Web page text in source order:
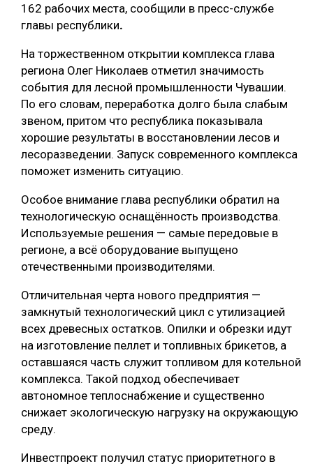
ДЕРЕВЯННОЕ ДОМОСТРОЕНИЕ
СОРТИРОВКА ДРЕВЕСИНЫ
СУШКА ДРЕВЕСИНЫ
162 рабочих места, сообщили в пресс-службе
главы республики.
На торжественном открытии комплекса глава
региона Олег Николаев отметил значимость
события для лесной промышленности Чувашии.
По его словам, переработка долго была слабым
звеном, притом что республика показывала
хорошие результаты в восстановлении лесов и
лесоразведении. Запуск современного комплекса
поможет изменить ситуацию.
Особое внимание глава республики обратил на
технологическую оснащённость производства.
Используемые решения — самые передовые в
регионе, а всё оборудование выпущено
отечественными производителями.
Отличительная черта нового предприятия —
замкнутый технологический цикл с утилизацией
всех древесных остатков. Опилки и обрезки идут
на изготовление пеллет и топливных брикетов, а
оставшаяся часть служит топливом для котельной
комплекса. Такой подход обеспечивает
автономное теплоснабжение и существенно
снижает экологическую нагрузку на окружающую
среду.
Инвестпроект получил статус приоритетного в